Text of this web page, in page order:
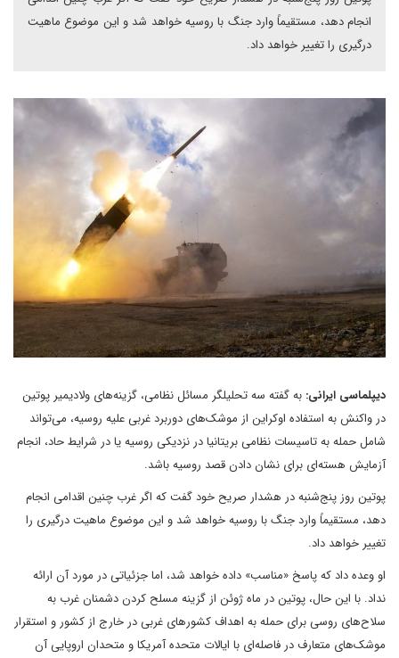
انجام دهد، مستقیماً وارد جنگ با روسیه خواهد شد و این موضوع ماهیت
درگیری را تغییر خواهد داد.
دیپلماسی ایرانی: به گفته سه تحلیلگر مسائل نظامی، گزینه‌های ولادیمیر پوتین
در واکنش به استفاده اوکراین از موشک‌های دوربرد غربی علیه روسیه، می‌تواند
شامل حمله به تاسیسات نظامی بریتانیا در نزدیکی روسیه یا در شرایط حاد، انجام
آزمایش هسته‌ای برای نشان دادن قصد روسیه باشد.
پوتین روز پنج‌شنبه در هشدار صریح خود گفت که اگر غرب چنین اقدامی انجام
دهد، مستقیماً وارد جنگ با روسیه خواهد شد و این موضوع ماهیت درگیری را
تغییر خواهد داد.
او وعده داد که پاسخ «مناسب» داده خواهد شد، اما جزئیاتی در مورد آن ارائه
نداد. با این حال، پوتین در ماه ژوئن از گزینه مسلح کردن دشمنان غرب به
سلاح‌های روسی برای حمله به اهداف کشورهای غربی در خارج از کشور و استقرار
موشک‌های متعارف در فاصله‌ای با ایالات متحده آمریکا و متحدان اروپایی آن